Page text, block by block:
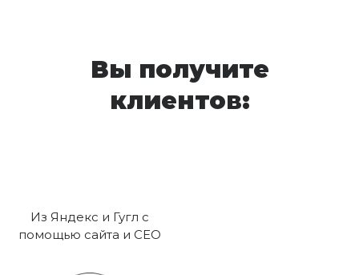
Вы получите
клиентов:
Из Яндекс и Гугл с
помощью сайта и СЕО